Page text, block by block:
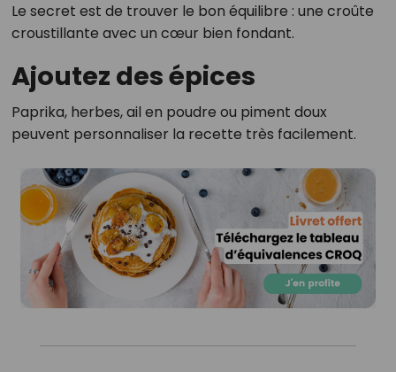
Le secret est de trouver le bon équilibre : une croûte
croustillante avec un cœur bien fondant.
Ajoutez des épices
Paprika, herbes, ail en poudre ou piment doux
peuvent personnaliser la recette très facilement.